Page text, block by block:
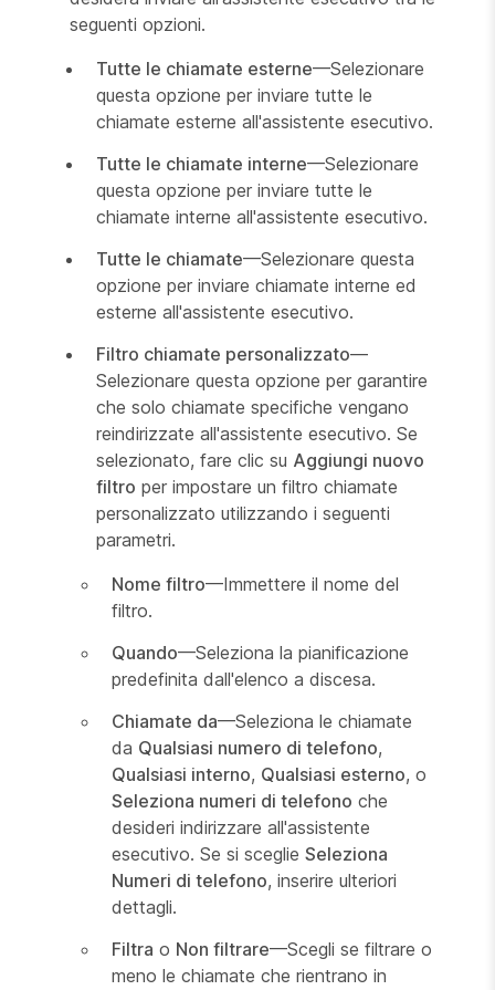
seguenti opzioni.
Tutte le chiamate esterne—Selezionare
questa opzione per inviare tutte le
chiamate esterne all'assistente esecutivo.
Tutte le chiamate interne—Selezionare
questa opzione per inviare tutte le
chiamate interne all'assistente esecutivo.
Tutte le chiamate—Selezionare questa
opzione per inviare chiamate interne ed
esterne all'assistente esecutivo.
Filtro chiamate personalizzato—
Selezionare questa opzione per garantire
che solo chiamate specifiche vengano
reindirizzate all'assistente esecutivo. Se
selezionato, fare clic su Aggiungi nuovo
filtro per impostare un filtro chiamate
personalizzato utilizzando i seguenti
parametri.
Nome filtro—Immettere il nome del
filtro.
Quando—Seleziona la pianificazione
predefinita dall'elenco a discesa.
Chiamate da—Seleziona le chiamate
da Qualsiasi numero di telefono,
Qualsiasi interno, Qualsiasi esterno, o
Seleziona numeri di telefono che
desideri indirizzare all'assistente
esecutivo. Se si sceglie Seleziona
Numeri di telefono, inserire ulteriori
dettagli.
Filtra o Non filtrare—Scegli se filtrare o
meno le chiamate che rientrano in